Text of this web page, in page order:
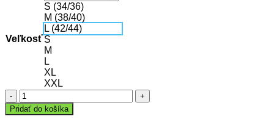
Veľkosť
S (34/36)
M (38/40)
L (42/44)
S
M
L
XL
XXL
množstvo
Tričko
bez
Pridať do košíka